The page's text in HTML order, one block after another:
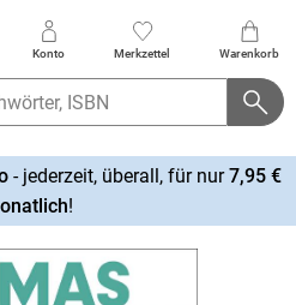
Konto Merkzettel Warenkorb
- jederzeit, überall, für nur7,95 €
!